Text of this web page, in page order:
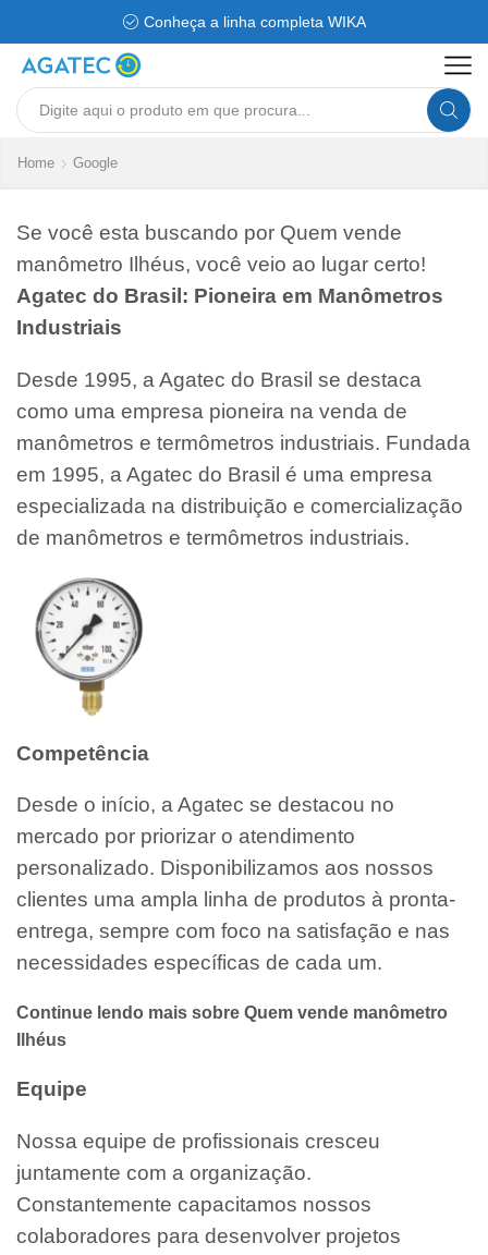
Conheça a linha completa WIKA
Search
Home Google
Se você esta buscando por Quem vende
manômetro Ilhéus, você veio ao lugar certo!
Agatec do Brasil: Pioneira em Manômetros
Industriais
Desde 1995, a Agatec do Brasil se destaca
como uma empresa pioneira na venda de
manômetros e termômetros industriais. Fundada
em 1995, a Agatec do Brasil é uma empresa
especializada na distribuição e comercialização
de manômetros e termômetros industriais.
Competência
Desde o início, a Agatec se destacou no
mercado por priorizar o atendimento
personalizado. Disponibilizamos aos nossos
clientes uma ampla linha de produtos à pronta-
entrega, sempre com foco na satisfação e nas
necessidades específicas de cada um.
Continue lendo mais sobre Quem vende manômetro
Ilhéus
Equipe
Nossa equipe de profissionais cresceu
juntamente com a organização.
Constantemente capacitamos nossos
colaboradores para desenvolver projetos